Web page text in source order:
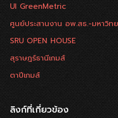
UI GreenMetric
ศูนย์ประสานงาน อพ.สธ.-มหาวิท
SRU OPEN HOUSE
สุราษฎร์ธานีเกมส์
ตาปีเกมส์
ลิงก์ที่เกี่ยวข้อง